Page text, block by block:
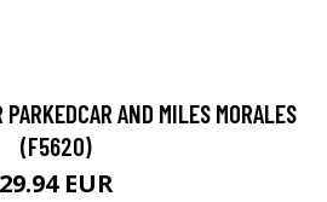
AND MILES MORALES
(F5620)
29.94 EUR